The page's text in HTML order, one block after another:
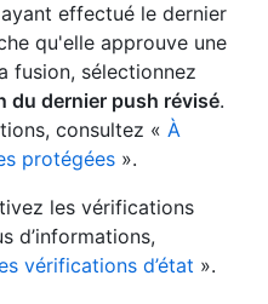
effectué le dernier
qu'elle approuve une
fusion, sélectionnez
du dernier push révisé.
consultez « À
protégées ».
les vérifications
d’informations,
vérifications d’état ».